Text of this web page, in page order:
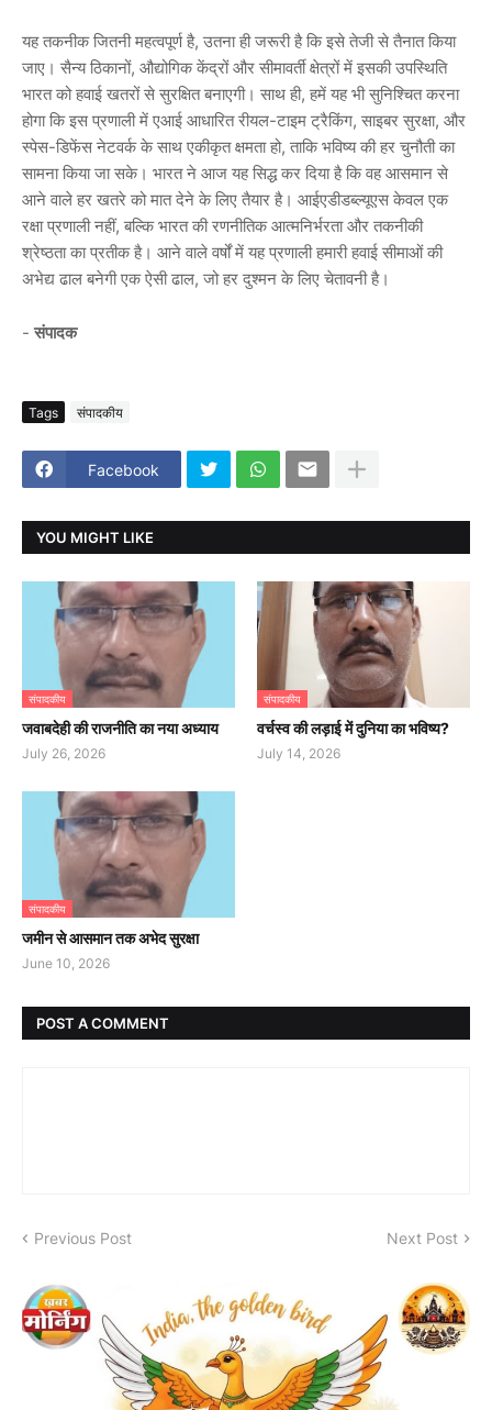
यह तकनीक जितनी महत्वपूर्ण है, उतना ही जरूरी है कि इसे तेजी से तैनात किया
जाए। सैन्य ठिकानों, औद्योगिक केंद्रों और सीमावर्ती क्षेत्रों में इसकी उपस्थिति
भारत को हवाई खतरों से सुरक्षित बनाएगी। साथ ही, हमें यह भी सुनिश्चित करना
होगा कि इस प्रणाली में एआई आधारित रीयल-टाइम ट्रैकिंग, साइबर सुरक्षा, और
स्पेस-डिफेंस नेटवर्क के साथ एकीकृत क्षमता हो, ताकि भविष्य की हर चुनौती का
सामना किया जा सके। भारत ने आज यह सिद्ध कर दिया है कि वह आसमान से
आने वाले हर खतरे को मात देने के लिए तैयार है। आईएडीडब्ल्यूएस केवल एक
रक्षा प्रणाली नहीं, बल्कि भारत की रणनीतिक आत्मनिर्भरता और तकनीकी
श्रेष्ठता का प्रतीक है। आने वाले वर्षों में यह प्रणाली हमारी हवाई सीमाओं की
अभेद्य ढाल बनेगी एक ऐसी ढाल, जो हर दुश्मन के लिए चेतावनी है।
- संपादक
Tags संपादकीय
Facebook
YOU MIGHT LIKE
संपादकीय
जवाबदेही की राजनीति का नया अध्याय
July 26, 2026
संपादकीय
वर्चस्व की लड़ाई में दुनिया का भविष्य?
July 14, 2026
संपादकीय
जमीन से आसमान तक अभेद सुरक्षा
June 10, 2026
POST A COMMENT
Previous Post Next Post